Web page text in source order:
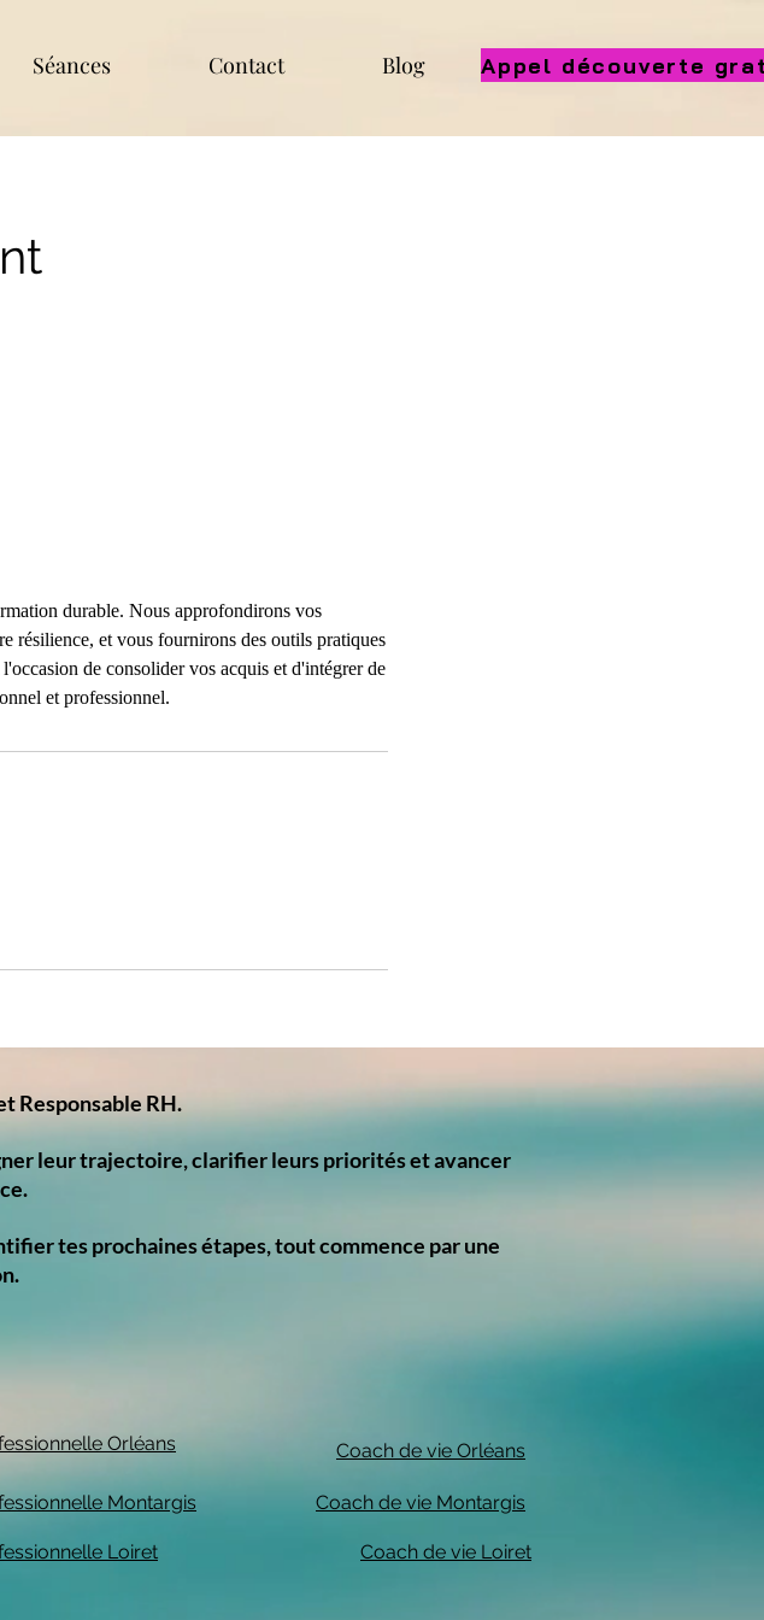
Séances Contact Blog
durable. Nous approfondirons vos
résilience, et vous fournirons des outils pratiques
de consolider vos acquis et d'intégrer de
et professionnel.
Responsable RH.
leur trajectoire, clarifier leurs priorités et avancer
tes prochaines étapes, tout commence par une
Orléans​
Montargis
Loiret
Coach de vie Orléans​
Coach de vie Montargis
Coach de vie Loiret